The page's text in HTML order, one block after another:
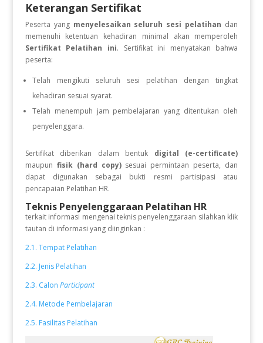
Keterangan Sertifikat
Peserta yang menyelesaikan seluruh sesi pelatihan dan
memenuhi ketentuan kehadiran minimal akan memperoleh
Sertifikat Pelatihan ini. Sertifikat ini menyatakan bahwa
peserta:
Telah mengikuti seluruh sesi pelatihan dengan tingkat
kehadiran sesuai syarat.
Telah menempuh jam pembelajaran yang ditentukan oleh
penyelenggara.
Sertifikat diberikan dalam bentuk digital (e-certificate)
maupun fisik (hard copy)sesuai permintaan peserta, dan
dapat digunakan sebagai bukti resmi partisipasi atau
pencapaian Pelatihan HR.
Teknis Penyelenggaraan Pelatihan HR
terkait informasi mengenai teknis penyelenggaraan silahkan klik
tautan di informasi yang diinginkan :
2.1. Tempat Pelatihan
2.2. Jenis Pelatihan
2.3. Calon Participant
2.4. Metode Pembelajaran
2.5. Fasilitas Pelatihan